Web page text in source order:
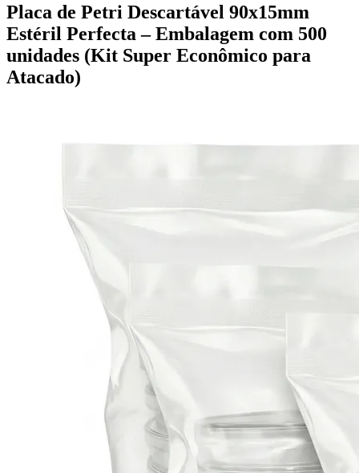
Placa de Petri Descartável 90x15mm
Estéril Perfecta – Embalagem com 500
unidades (Kit Super Econômico para
Atacado)